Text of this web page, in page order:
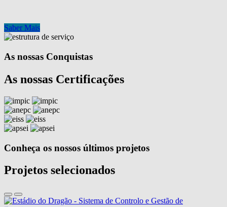
Saber Mais
As nossas Conquistas
As nossas Certificações
Conheça os nossos últimos projetos
Projetos selecionados